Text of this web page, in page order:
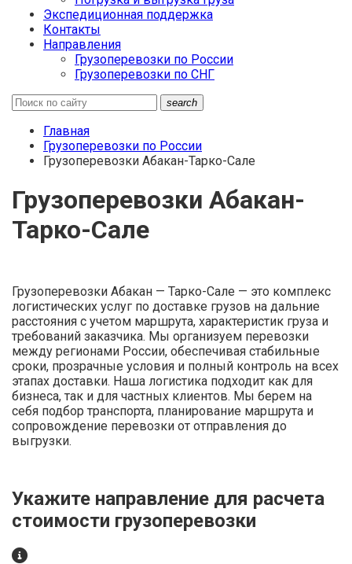
Экспедиционная поддержка
Контакты
Направления
Грузоперевозки по России
Грузоперевозки по СНГ
search
Главная
Грузоперевозки по России
Грузоперевозки Абакан-Тарко-Сале
Грузоперевозки Абакан-
Тарко-Сале
Грузоперевозки Абакан — Тарко-Сале — это комплекс
логистических услуг по доставке грузов на дальние
расстояния с учетом маршрута, характеристик груза и
требований заказчика. Мы организуем перевозки
между регионами России, обеспечивая стабильные
сроки, прозрачные условия и полный контроль на всех
этапах доставки. Наша логистика подходит как для
бизнеса, так и для частных клиентов. Мы берем на
себя подбор транспорта, планирование маршрута и
сопровождение перевозки от отправления до
выгрузки.
Укажите направление для расчета
стоимости грузоперевозки